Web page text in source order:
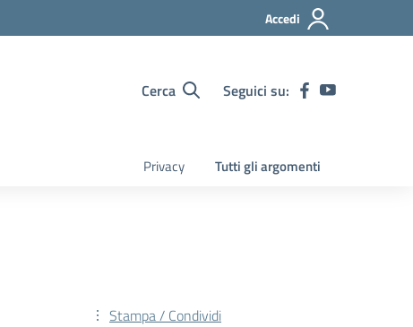
Accedi
Cerca Seguici su:
Privacy Tutti gli argomenti
Stampa / Condividi